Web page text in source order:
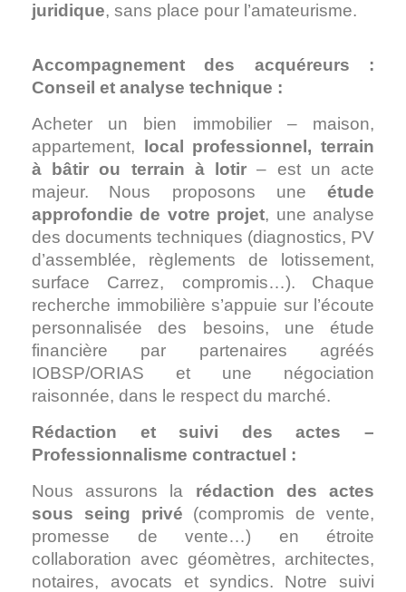
juridique, sans place pour l’amateurisme.
Accompagnement des acquéreurs :
Conseil et analyse technique :
Acheter un bien immobilier – maison,
appartement,
local professionnel, terrain
à bâtir ou terrain à lotir – est un acte
majeur.
Nous proposons une étude
approfondie de votre projet, une analyse
des documents techniques (diagnostics, PV
d’assemblée, règlements de lotissement,
surface Carrez, compromis…).
Chaque
recherche immobilière s’appuie sur l’écoute
personnalisée des besoins, une étude
financière par partenaires agréés
IOBSP/ORIAS et une négociation
raisonnée, dans le respect du marché.
Rédaction et suivi des actes –
Professionnalisme contractuel :
Nous assurons la rédaction des actes
sous seing privé (compromis de vente,
promesse de vente…) en étroite
collaboration avec géomètres, architectes,
notaires, avocats et syndics.
Notre suivi